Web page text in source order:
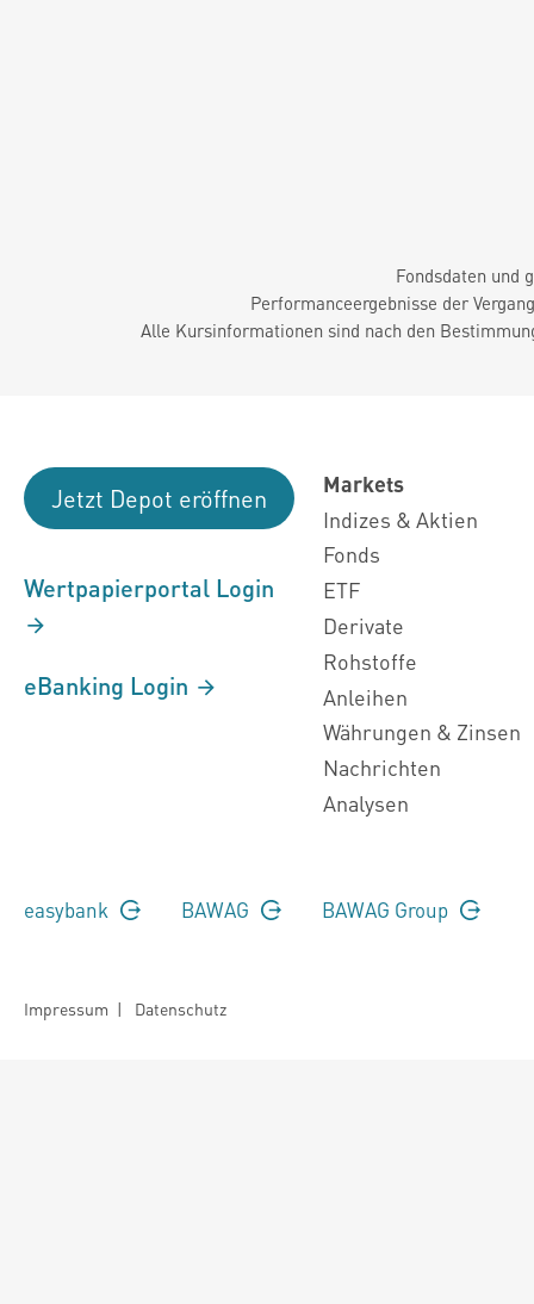
Fondsdaten und
Performanceergebnisse der
Alle Kursinformationen sind nach den
Jetzt Depot eröffnen
Wertpapierportal Login
eBanking Login
Markets
Indizes & Aktien
Fonds
ETF
Derivate
Rohstoffe
Anleihen
Währungen & Zinsen
Nachrichten
Analysen
easybank BAWAG BAWAG Group
Impressum | Datenschutz